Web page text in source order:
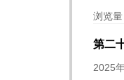
浏览
第二
2025